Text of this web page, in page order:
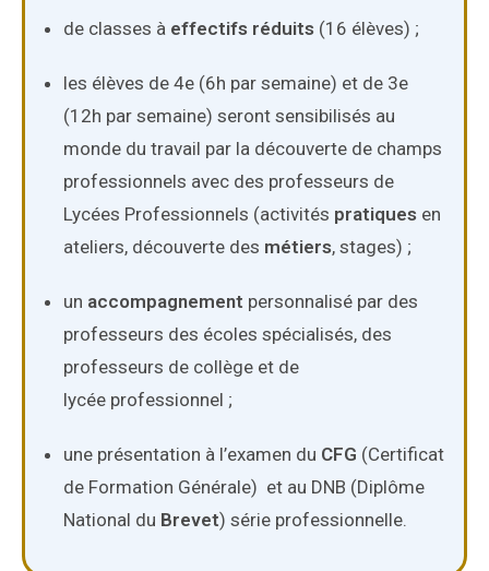
de classes à effectifs réduits (16 élèves) ;
les élèves de 4e (6h par semaine) et de 3e
(12h par semaine) seront sensibilisés au
monde du travail par la découverte de champs
professionnels avec des professeurs de
Lycées Professionnels (activités pratiques en
ateliers, découverte des métiers, stages) ;
un accompagnement personnalisé par des
professeurs des écoles spécialisés, des
professeurs de collège et de
lycée professionnel ;
une présentation à l’examen du CFG (Certificat
de Formation Générale) et au DNB (Diplôme
National du Brevet) série professionnelle.